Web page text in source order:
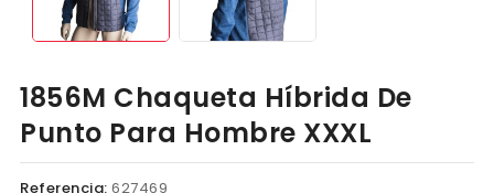
1856M Chaqueta Híbrida De
Punto Para Hombre XXXL
Referencia: 627469